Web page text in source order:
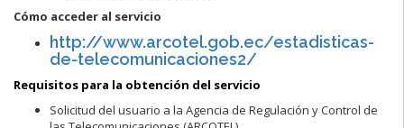
Cómo acceder al servicio
http://www.arcotel.gob.ec/estadisticas-
de-telecomunicaciones2/
Requisitos para la obtención del servicio
Solicitud del usuario a la Agencia de Regulación y Control de